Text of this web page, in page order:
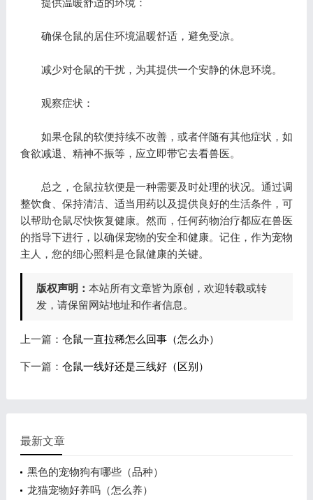
提供温暖舒适的环境：
确保仓鼠的居住环境温暖舒适，避免受凉。
减少对仓鼠的干扰，为其提供一个安静的休息环境。
观察症状：
如果仓鼠的软便持续不改善，或者伴随有其他症状，如
食欲减退、精神不振等，应立即带它去看兽医。
总之，仓鼠拉软便是一种需要及时处理的状况。通过调
整饮食、保持清洁、适当用药以及提供良好的生活条件，可
以帮助仓鼠尽快恢复健康。然而，任何药物治疗都应在兽医
的指导下进行，以确保宠物的安全和健康。记住，作为宠物
主人，您的细心照料是仓鼠健康的关键。
版权声明： 本站所有文章皆为原创，欢迎转载或转
发，请保留网站地址和作者信息。
上一篇： 仓鼠一直拉稀怎么回事（怎么办）
下一篇： 仓鼠一线好还是三线好（区别）
最新文章
黑色的宠物狗有哪些（品种）
龙猫宠物好养吗（怎么养）